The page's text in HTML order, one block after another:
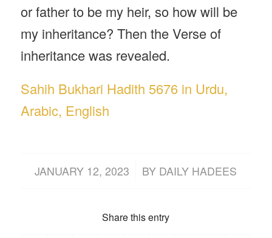
or father to be my heir, so how will be
my inheritance? Then the Verse of
inheritance was revealed.
Sahih Bukhari Hadith 5676 in Urdu,
Arabic, English
JANUARY 12, 2023
/ BY DAILY HADEES
Share this entry